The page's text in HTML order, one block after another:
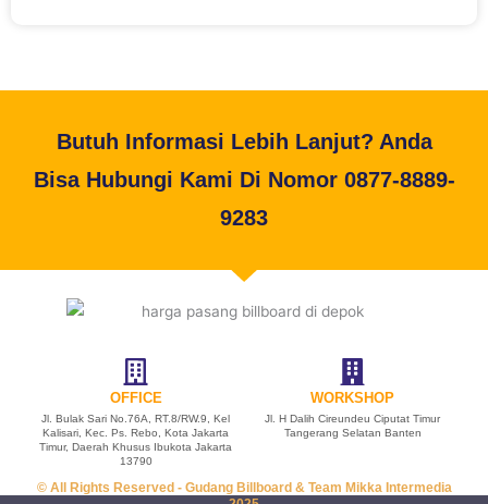
Butuh Informasi Lebih Lanjut? Anda
Bisa Hubungi Kami Di Nomor 0877-8889-
9283
OFFICE
Jl. Bulak Sari No.76A, RT.8/RW.9, Kel
Kalisari, Kec. Ps. Rebo, Kota Jakarta
Timur, Daerah Khusus Ibukota Jakarta
13790
WORKSHOP
Jl. H Dalih Cireundeu Ciputat Timur
Tangerang Selatan Banten
© All Rights Reserved - Gudang Billboard & Team Mikka Intermedia